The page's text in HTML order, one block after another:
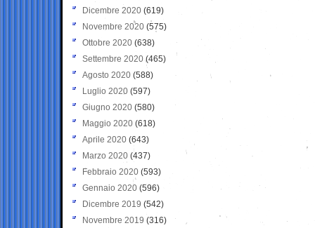
Dicembre 2020 (619)
Novembre 2020 (575)
Ottobre 2020 (638)
Settembre 2020(465)
Agosto 2020 (588)
Luglio 2020 (597)
Giugno 2020 (580)
Maggio 2020 (618)
Aprile 2020 (643)
Marzo 2020 (437)
Febbraio 2020 (593)
Gennaio 2020 (596)
Dicembre 2019 (542)
Novembre 2019 (316)